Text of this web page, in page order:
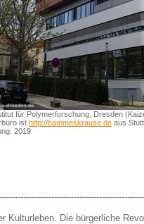
für Polymerforschung, Dresden
ist http://hammeskrause.de aus
2019
Kulturleben. Die bürgerliche